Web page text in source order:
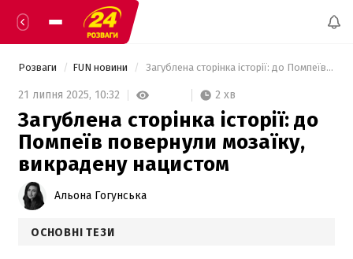
Розваги FUN новини Загублена сторінка історії: до Помпеїв повернули мозаїку, викрадену нацистом
21 липня 2025, 10:32 2 хв
Загублена сторінка історії: до
Помпеїв повернули мозаїку,
викрадену нацистом
Альона Гогунська
ОСНОВНІ ТЕЗИ